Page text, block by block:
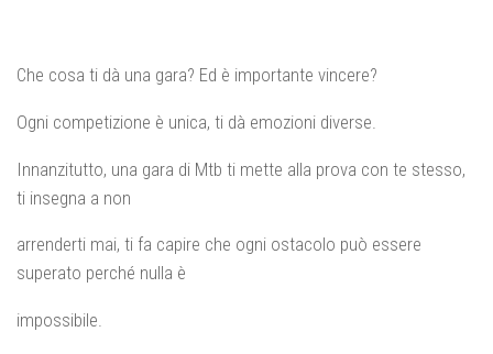
Che cosa ti dà una gara? Ed è importante vincere?
Ogni competizione è unica, ti dà emozioni diverse.
Innanzitutto, una gara di Mtb ti mette alla prova con te stesso,
ti insegna a non
arrenderti mai, ti fa capire che ogni ostacolo può essere
superato perché nulla è
impossibile.